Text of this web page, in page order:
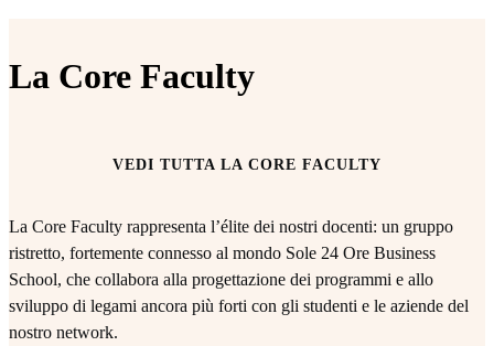
La Core Faculty
VEDI TUTTA LA CORE FACULTY
La Core Faculty rappresenta l’élite dei nostri docenti: un gruppo
ristretto, fortemente connesso al mondo Sole 24 Ore Business
School, che collabora alla progettazione dei programmi e allo
sviluppo di legami ancora più forti con gli studenti e le aziende del
nostro network.